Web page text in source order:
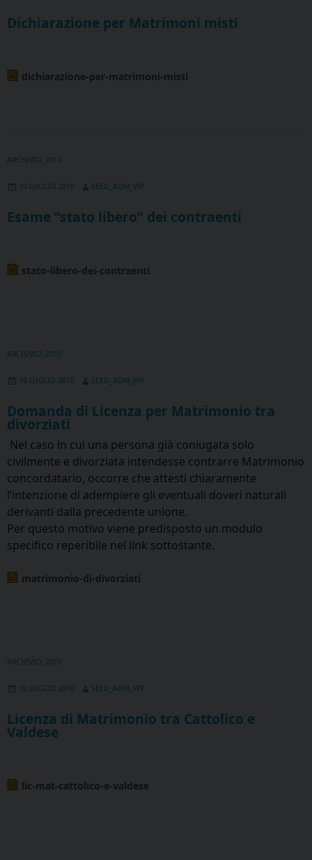
Dichiarazione per Matrimoni misti
dichiarazione-per-matrimoni-misti
ARCHIVIO_2010
10 LUGLIO 2010 SEED_ADM_WP
Esame “stato libero” dei contraenti
stato-libero-dei-contraenti
ARCHIVIO_2010
10 LUGLIO 2010 SEED_ADM_WP
Domanda di Licenza per Matrimonio tra
divorziati
Nel caso in cui una persona già coniugata solo
civilmente e divorziata intendesse contrarre Matrimonio
concordatario, occorre che attesti chiaramente
l’intenzione di adempiere gli eventuali doveri naturali
derivanti dalla precedente unione.
Per questo motivo viene predisposto un modulo
specifico reperibile nel link sottostante.
matrimonio-di-divorziati
ARCHIVIO_2010
10 LUGLIO 2010 SEED_ADM_WP
Licenza di Matrimonio tra Cattolico e
Valdese
lic-mat-cattolico-e-valdese